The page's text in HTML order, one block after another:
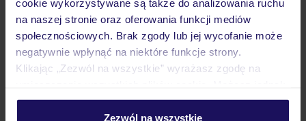
cookie wykorzystywane są także do analizowania ruchu
na naszej stronie oraz oferowania funkcji mediów
społecznościowych. Brak zgody lub jej wycofanie może
negatywnie wpłynąć na niektóre funkcje strony.
Klikając „Zezwól na wszystkie” wyrażasz zgodę na
personalizować swój wybór wchodząc w zakładkę
Zezwól na wszystkie
Pokoje
Wyżywienie
Atrakcje